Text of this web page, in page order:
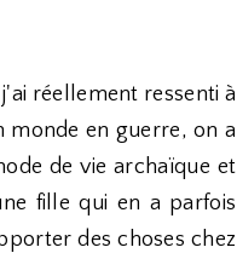
réellement ressenti à
monde en guerre, on a
de vie archaïque et
fille qui en a parfois
des choses chez